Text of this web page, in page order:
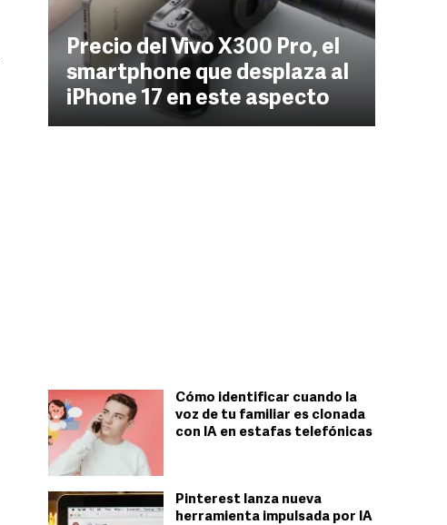
Precio del Vivo X300 Pro, el
smartphone que desplaza al
iPhone 17 en este aspecto
Cómo identificar cuando la
voz de tu familiar es clonada
con IA en estafas telefónicas
Pinterest lanza nueva
herramienta impulsada por IA